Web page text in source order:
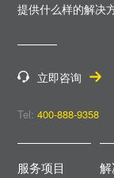
提供什么样的解决
立即咨询
Tel:400-888-9358
服务项目